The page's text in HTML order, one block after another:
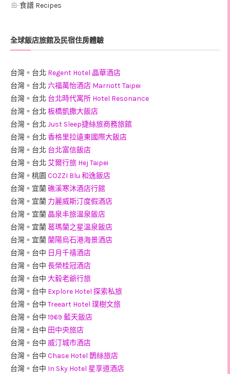
食譜 Recipes
全球飯店旅館及民宿住房體驗
台灣。台北 Regent Hotel 晶華酒店
台灣。台北 六福萬怡酒店 Marriott Taipei
台灣。台北 台北時代寓所 Hotel Resonance
台灣。台北 板橋凱撒大飯店
台灣。台北 Just Sleep捷絲旅商務旅館
台灣。台北 香格里拉遠東國際大飯店
台灣。台北 台北富信飯店
台灣。台北 艾爾行旅 Hej Taipei
台灣。桃園 COZZI Blu 和逸飯店
台灣。宜蘭礁溪寒沐酒店行館
台灣。宜蘭 力麗威斯汀度假酒店
台灣。宜蘭 晶泉丰旅溫泉飯店
台灣。宜蘭葛瑪蘭之星溫泉飯店
台灣。宜蘭蘭陽烏石港海景酒店
台灣。台中 日月千禧酒店
台灣。台中 長榮桂冠酒店
台灣。台中 大毅老爺行旅
台灣。台中 Explore Hotel 探索私旅
台灣。台中 Treeart Hotel 璞樹文旅
台灣。台中 1969 藍天飯店
台灣。台中 田中央旅店
台灣。台中 威汀城市酒店
台灣。台中 Chase Hotel 鵲絲旅店
台灣。台中 In Sky Hotel 星享道酒店